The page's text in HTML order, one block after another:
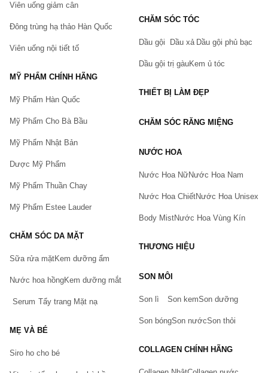
Hãy báo lỗi cho chúng tôi. Hoặc gọi cho chúng tôi qua số
Viên uống giảm cân
Đông trùng hạ thảo Hàn Quốc
Viên uống nội tiết tố
MỸ PHẨM CHÍNH HÃNG
Mỹ Phẩm Hàn Quốc
Mỹ Phẩm Cho Bà Bầu
Mỹ Phẩm Nhật Bản
Dược Mỹ Phẩm
Mỹ Phẩm Thuần Chay
Mỹ Phẩm Estee Lauder
CHĂM SÓC DA MẶT
Sữa rửa mặtKem dưỡng ẩm
Nước hoa hồngKem dưỡng mắt
Serum Tẩy trang Mặt nạ
MẸ VÀ BÉ
Siro ho cho bé
CHĂM SÓC TÓC
Dầu gội Dầu xả Dầu gội phủ bạc
Dầu gội trị gàuKem ủ tóc
THIẾT BỊ LÀM ĐẸP
CHĂM SÓC RĂNG MIỆNG
NƯỚC HOA
Nước Hoa NữNước Hoa Nam
Nước Hoa ChiếtNước Hoa Unisex
Body MistNước Hoa Vùng Kín
THƯƠNG HIỆU
SON MÔI
Son lì Son kemSon dưỡng
Son bóngSon nướcSon thỏi
COLLAGEN CHÍNH HÃNG